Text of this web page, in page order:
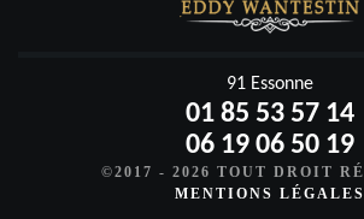
91 Essonne
01 85 53 57 14
06 19 06 50 19
©2017 - 2026 TOUT DROIT
MENTIONS LÉGALES